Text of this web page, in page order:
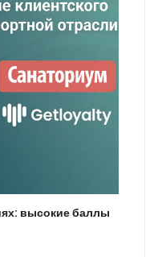
высокие баллы